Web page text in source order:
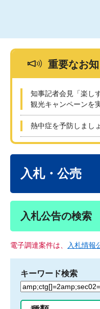
重要なお
知事記者会見「楽し
観光キャンペーンを
熱中症を予防しまし
入札・公売
入札公告の検索
電子調達案件は、 入札情報
キーワード検索
検